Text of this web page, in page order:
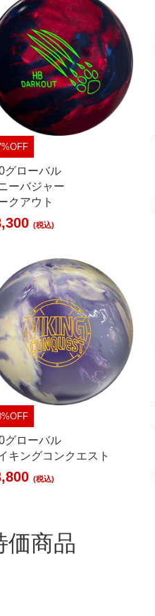
グローバル
ーバジャー
クアウト
(税込)
グローバル
キングコンクエスト
(税込)
価商品